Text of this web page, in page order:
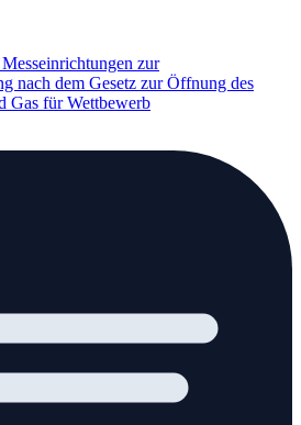
zur
nach dem Gesetz zur Öffnung des
Gas für Wettbewerb